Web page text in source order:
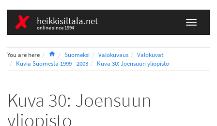
heikkisiltala.net
online since 1994
You are here HomeSuomeksi Valokuvaus
Valokuvat
Kuvia Suomesta 1999 - 2003
Kuva 30: Joensuun yliopisto
Kuva 30: Joensuun
yliopisto